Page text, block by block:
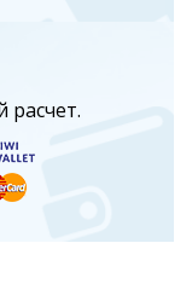
расчет.